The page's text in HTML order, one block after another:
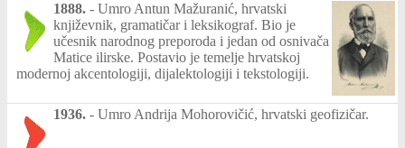
1888. - Umro Antun Mažuranić, hrvatski
književnik, gramatičar i leksikograf. Bio je
učesnik narodnog preporoda i jedan od osnivača
Matice ilirske. Postavio je temelje hrvatskoj
modernoj akcentologiji, dijalektologiji i tekstologiji.
1936. - Umro Andrija Mohorovičić, hrvatski geofizičar.